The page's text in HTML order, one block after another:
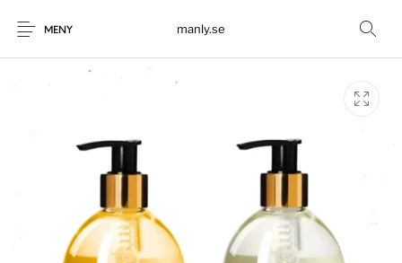
MENY manly.se